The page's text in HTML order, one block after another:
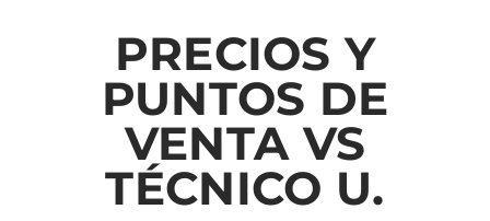
PRECIOS Y
PUNTOS DE
VENTA VS
TÉCNICO U.